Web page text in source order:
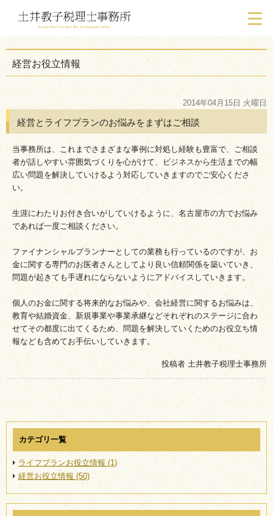
経営お役立情報
2014年04月15日 火曜日
経営とライフプランのお悩みをまずはご相談
当事務所は、これまでさまざまな事例に対処し経験も豊富で、ご相談
者が話しやすい雰囲気づくりを心がけて、ビジネスから生活までの幅
広い問題を解決していけるよう対応していきますのでご安心くださ
い。
生涯にわたりお付き合いがしていけるように、名古屋市の方でお悩み
であれば一度ご相談ください。
ファイナンシャルプランナーとしての業務も行っているのですが、お
金に関する専門のお医者さんとしてより良い信頼関係を築いていき、
問題が起きても手遅れにならないようにアドバイスしていきます。
個人のお金に関する将来的なお悩みや、会社経営に関するお悩みは、
教育や結婚資金、新規事業や事業承継などそれぞれのステージに合わ
せてその都度に出てくるため、問題を解決していくためのお役立ち情
報なども含めてお手伝いしていきます。
投稿者 土井教子税理士事務所
カテゴリ一覧
ライフプランお役立情報(1)
経営お役立情報(50)